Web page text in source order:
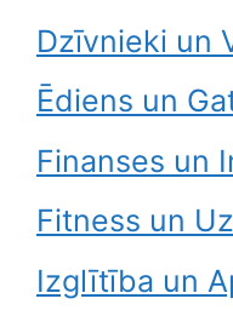
Dzīvnieki un
Ēdiens un
Finanses un
Fitness un
Izglītība un